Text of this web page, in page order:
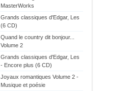
MasterWorks
Grands classiques d'Edgar, Les
(6 CD)
Quand le country dit bonjour...
Volume 2
Grands classiques d'Edgar, Les
- Encore plus (6 CD)
Joyaux romantiques Volume 2 -
Musique et poésie